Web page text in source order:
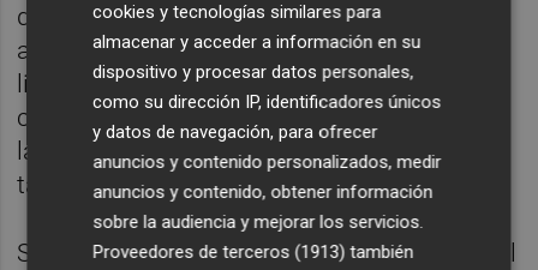
de vista, la administración concursal hizo en
aquel momento una lectura "demasiado
literal" de la Ley concursal y no reconoció el
carácter especial de las normas que regulan
las IIC y los planes de pensiones, que
también se vieron afectados.
Sin embargo, y después de varios debates, el
cookies y tecnologías similares para
almacenar y acceder a información en su
dispositivo y procesar datos personales,
como su dirección IP, identificadores únicos
y datos de navegación, para ofrecer
anuncios y contenido personalizados, medir
anuncios y contenido, obtener información
sobre la audiencia y mejorar los servicios.
Proveedores de terceros (1913) también